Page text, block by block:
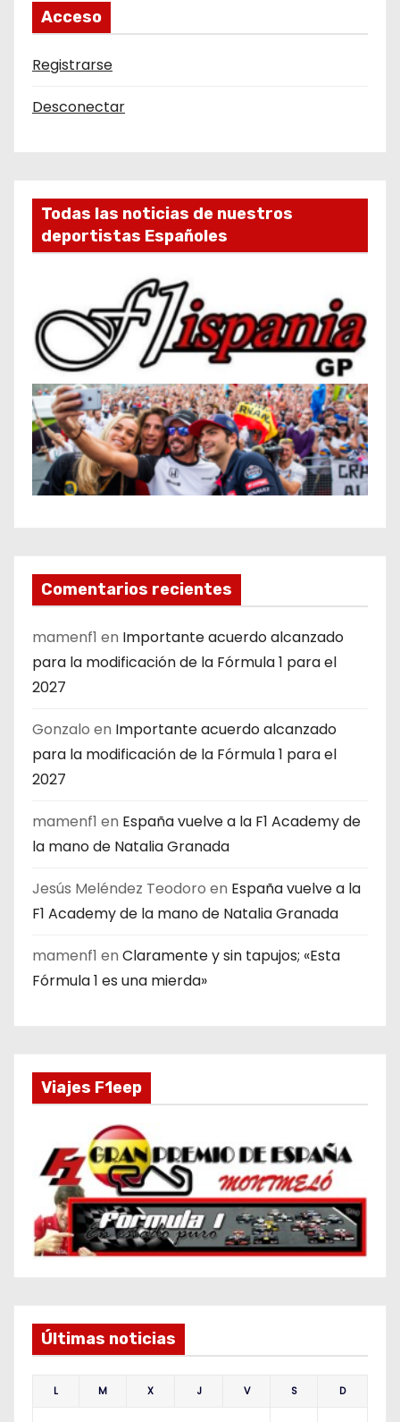
Acceso
Registrarse
Desconectar
Todas las noticias de nuestros
deportistas Españoles
Comentarios recientes
mamenf1 en Importante acuerdo alcanzado
para la modificación de la Fórmula 1 para el
2027
Gonzalo en Importante acuerdo alcanzado
para la modificación de la Fórmula 1 para el
2027
mamenf1 en España vuelve a la F1 Academy de
la mano de Natalia Granada
Jesús Meléndez Teodoro en España vuelve a la
F1 Academy de la mano de Natalia Granada
mamenf1 en Claramente y sin tapujos; «Esta
Fórmula 1 es una mierda»
Viajes F1eep
Últimas noticias
L M X J V S D